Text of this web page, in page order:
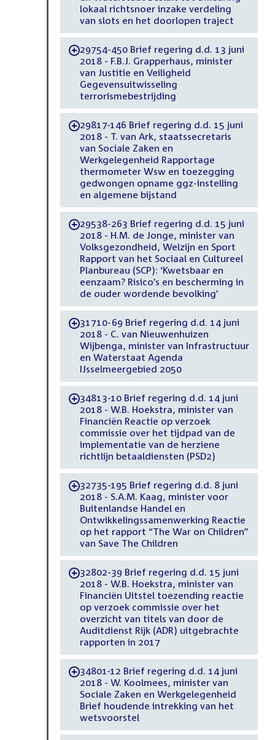
lokaal richtsnoer inzake verdeling
van slots en het doorlopen traject
-29754-450 Brief regering d.d. 13 juni
2018 - F.B.J. Grapperhaus, minister
van Justitie en Veiligheid
Gegevensuitwisseling
terrorismebestrijding
-29817-146 Brief regering d.d. 15 juni
2018 - T. van Ark, staatssecretaris
van Sociale Zaken en
Werkgelegenheid Rapportage
thermometer Wsw en toezegging
gedwongen opname ggz-instelling
en algemene bijstand
-29538-263 Brief regering d.d. 15 juni
2018 - H.M. de Jonge, minister van
Volksgezondheid, Welzijn en Sport
Rapport van het Sociaal en Cultureel
Planbureau (SCP): ‘Kwetsbaar en
eenzaam? Risico’s en bescherming in
de ouder wordende bevolking’
-31710-69 Brief regering d.d. 14 juni
2018 - C. van Nieuwenhuizen
Wijbenga, minister van Infrastructuur
en Waterstaat Agenda
IJsselmeergebied 2050
-34813-10 Brief regering d.d. 14 juni
2018 - W.B. Hoekstra, minister van
Financiën Reactie op verzoek
commissie over het tijdpad van de
implementatie van de herziene
richtlijn betaaldiensten (PSD2)
-32735-195 Brief regering d.d. 8 juni
2018 - S.A.M. Kaag, minister voor
Buitenlandse Handel en
Ontwikkelingssamenwerking Reactie
op het rapport “The War on Children”
van Save The Children
-32802-39 Brief regering d.d. 15 juni
2018 - W.B. Hoekstra, minister van
Financiën Uitstel toezending reactie
op verzoek commissie over het
overzicht van titels van door de
Auditdienst Rijk (ADR) uitgebrachte
rapporten in 2017
-34801-12 Brief regering d.d. 14 juni
2018 - W. Koolmees, minister van
Sociale Zaken en Werkgelegenheid
Brief houdende intrekking van het
wetsvoorstel